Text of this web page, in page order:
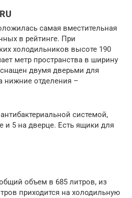
самая вместительная
в рейтинге. При
холодильников высоте 190
метр пространства в ширину
двумя дверьми для
нижние отделения –
системой,
и 5 на дверце. Есть ящики для
объем в 685 литров, из
приходится на холодильную